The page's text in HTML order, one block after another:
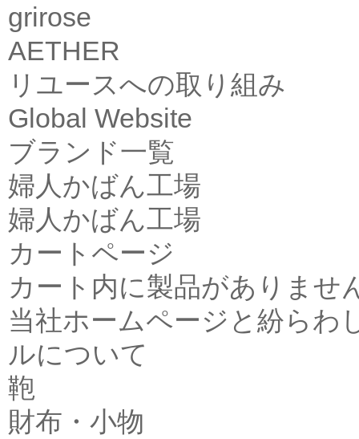
grirose
AETHER
リユースへの取り組み
Global Website
ブランド一覧
婦人かばん工場
婦人かばん工場
カートページ
カート内に製品がありませ
当社ホームページと紛らわ
ルについて
鞄
財布・小物